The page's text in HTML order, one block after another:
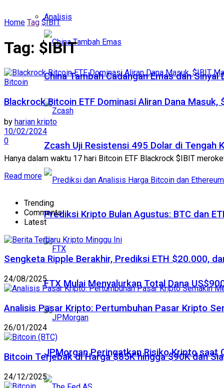
Analisis
China Tambah Cadangan Emas dan
Zcash Uji Resistensi 495 Dolar di Tengah
Prediksi Kripto Bulan Agustus: BTC dan
FTX Mulai Menyalurkan Total Dana
JPMorgan Peringatkan Risiko Kripto saat
Home Tag $IBIT
Tag: $IBIT
Bitcoin
Blackrock Bitcoin ETF Dominasi Aliran Dana
by harian kripto
10/02/2024
0
Hanya dalam waktu 17 hari Bitcoin ETF Blackrock $IBIT
Read more
Trending
Comments
Latest
Sengketa Ripple Berakhir, Prediksi ETH $20.000,
24/08/2025
Analisis Pasar Kripto: Pertumbuhan Pasar Kripto
26/01/2024
Bitcoin Terjebak di Harga $85K hingga $90K dan
24/12/2025